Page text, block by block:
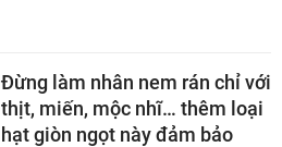
Đừng làm nhân nem rán chỉ với
thịt, miến, mộc nhĩ… thêm loại
hạt giòn ngọt này đảm bảo